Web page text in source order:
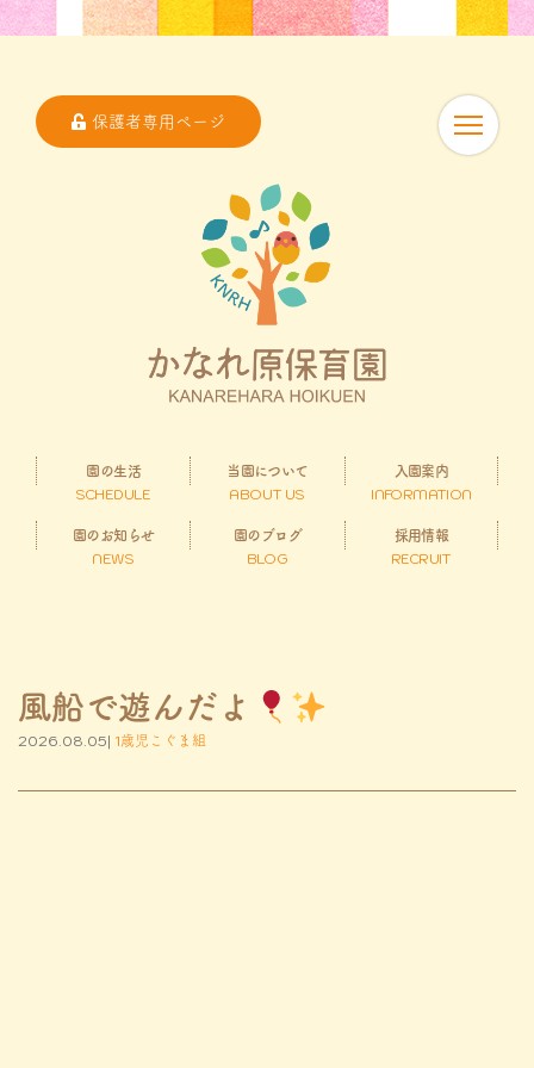
保護者専用ページ
園の生活
SCHEDULE
当園について
ABOUT US
入園案内
INFORMATION
園のお知らせ
NEWS
園のブログ
BLOG
採用情報
RECRUIT
風船で遊んだよ
2026.08.05| 1歳児こぐま組